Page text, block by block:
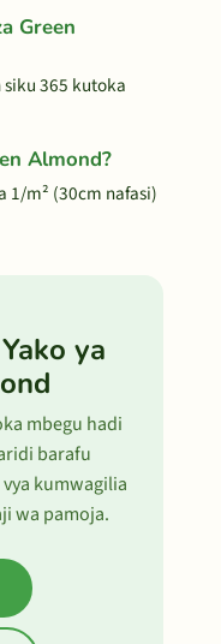
Green
365 kutoka
Almond?
1/m² (30cm nafasi)
ya
mbegu hadi
barafu
kumwagilia
wa pamoja.